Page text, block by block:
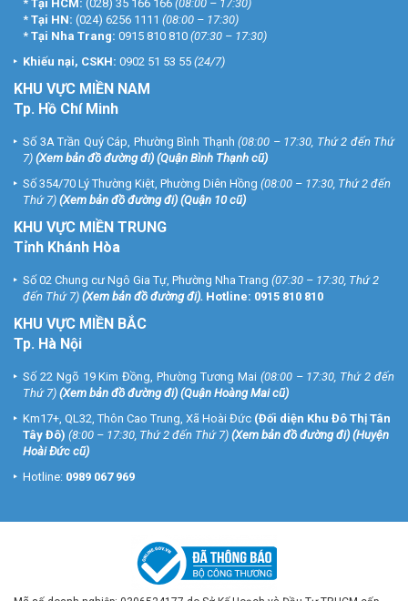
* Tại HCM: (028) 35 166 166 (08:00 – 17:30)
* Tại HN: (024) 6256 1111 (08:00 – 17:30)
* Tại Nha Trang: 0915 810 810 (07:30 – 17:30)
Khiếu nại, CSKH: 0902 51 53 55 (24/7)
KHU VỰC MIỀN NAM
Tp. Hồ Chí Minh
Số 3A Trần Quý Cáp, Phường Bình Thạnh (08:00 – 17:30, Thứ 2 đến Thứ
7) (Xem bản đồ đường đi) (Quận Bình Thạnh cũ)
Số 354/70 Lý Thường Kiệt, Phường Diên Hồng (08:00 – 17:30, Thứ 2 đến
Thứ 7) (Xem bản đồ đường đi) (Quận 10 cũ)
KHU VỰC MIỀN TRUNG
Tỉnh Khánh Hòa
Số 02 Chung cư Ngô Gia Tự, Phường Nha Trang (07:30 – 17:30, Thứ 2
đến Thứ 7) (Xem bản đồ đường đi). Hotline: 0915 810 810
KHU VỰC MIỀN BẮC
Tp. Hà Nội
Số 22 Ngõ 19 Kim Đồng, Phường Tương Mai (08:00 – 17:30, Thứ 2 đến
Thứ 7) (Xem bản đồ đường đi) (Quận Hoàng Mai cũ)
Km17+, QL32, Thôn Cao Trung, Xã Hoài Đức (Đối diện Khu Đô Thị Tân
Tây Đô) (8:00 – 17:30, Thứ 2 đến Thứ 7) (Xem bản đồ đường đi) (Huyện
Hoài Đức cũ)
Hotline: 0989 067 969